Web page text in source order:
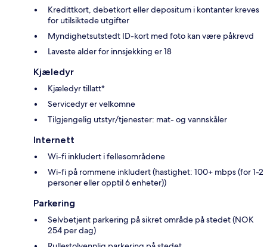
Kredittkort, debetkort eller depositum i kontanter kreves
for utilsiktede utgifter
Myndighetsutstedt ID-kort med foto kan være påkrevd
Laveste alder for innsjekking er 18
Kjæledyr
Kjæledyr tillatt*
Servicedyr er velkomne
Tilgjengelig utstyr/tjenester: mat- og vannskåler
Internett
Wi-fi inkludert i fellesområdene
Wi-fi på rommene inkludert (hastighet: 100+ mbps (for 1-2
personer eller opptil 6 enheter))
Parkering
Selvbetjent parkering på sikret område på stedet (NOK
254 per dag)